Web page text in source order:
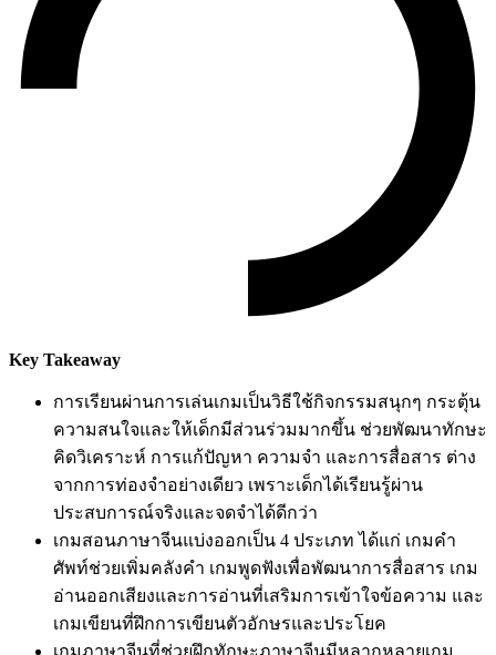
Key Takeaway
การเรียนผ่านการเล่นเกมเป็นวิธีใช้กิจกรรมสนุกๆ กระตุ้น
ความสนใจและให้เด็กมีส่วนร่วมมากขึ้น ช่วยพัฒนาทักษะ
คิดวิเคราะห์ การแก้ปัญหา ความจำ และการสื่อสาร ต่าง
จากการท่องจำอย่างเดียว เพราะเด็กได้เรียนรู้ผ่าน
ประสบการณ์จริงและจดจำได้ดีกว่า
เกมสอนภาษาจีนแบ่งออกเป็น 4 ประเภท ได้แก่ เกมคำ
ศัพท์ช่วยเพิ่มคลังคำ เกมพูดฟังเพื่อพัฒนาการสื่อสาร เกม
อ่านออกเสียงและการอ่านที่เสริมการเข้าใจข้อความ และ
เกมเขียนที่ฝึกการเขียนตัวอักษรและประโยค